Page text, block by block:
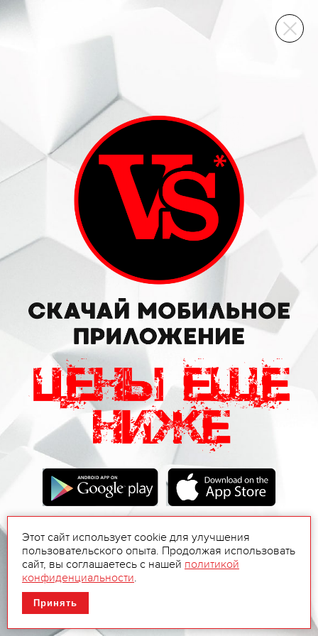
ВИННЫЙ СКЛАД
Этот сайт использует cookie для улучшения
пользовательского опыта. Продолжая использовать
сайт, вы соглашаетесь с нашей политикой
конфиденциальности.
Принять